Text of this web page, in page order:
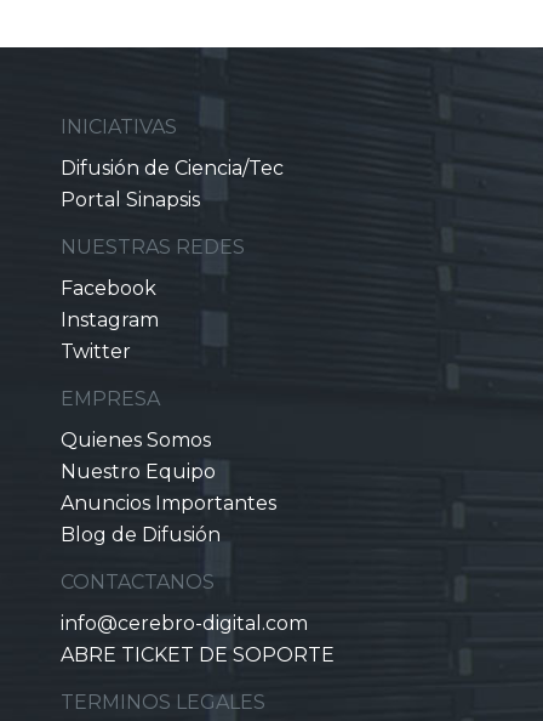
INICIATIVAS
Difusión de Ciencia/Tec
Portal Sinapsis
NUESTRAS REDES
Facebook
Instagram
Twitter
EMPRESA
Quienes Somos
Nuestro Equipo
Anuncios Importantes
Blog de Difusión
CONTACTANOS
info@cerebro-digital.com
ABRE TICKET DE SOPORTE
TERMINOS LEGALES